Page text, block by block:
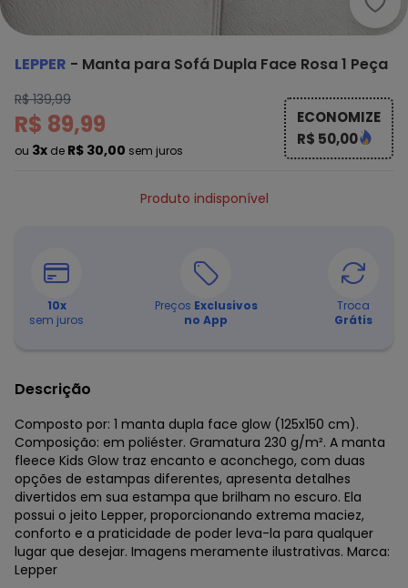
LEPPER - Manta para Sofá Dupla Face Rosa 1 Peça
R$ 139,99
R$ 89,99
ou 3x de R$ 30,00 sem juros
ECONOMIZE
R$ 50,00
Produto indisponível
10x
sem juros
Preços Exclusivos
no App
Troca
Grátis
Descrição
Composto por: 1 manta dupla face glow (125x150 cm).
Composição: em poliéster. Gramatura 230 g/m². A manta
fleece Kids Glow traz encanto e aconchego, com duas
opções de estampas diferentes, apresenta detalhes
divertidos em sua estampa que brilham no escuro. Ela
possui o jeito Lepper, proporcionando extrema maciez,
conforto e a praticidade de poder leva-la para qualquer
lugar que desejar. Imagens meramente ilustrativas. Marca:
Lepper